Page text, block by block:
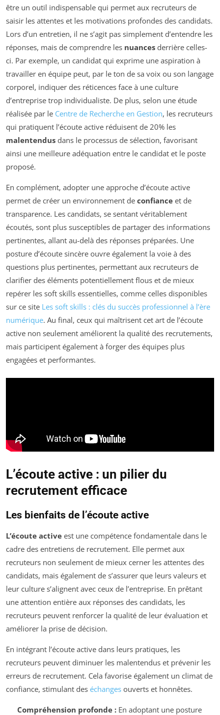
être un outil indispensable qui permet aux recruteurs de
saisir les attentes et les motivations profondes des candidats.
Lors d’un entretien, il ne s’agit pas simplement d’entendre les
réponses, mais de comprendre les nuances derrière celles-
ci. Par exemple, un candidat qui exprime une aspiration à
travailler en équipe peut, par le ton de sa voix ou son langage
corporel, indiquer des réticences face à une culture
d’entreprise trop individualiste. De plus, selon une étude
réalisée par le Centre de Recherche en Gestion, les recruteurs
qui pratiquent l’écoute active réduisent de 20% les
malentendus dans le processus de sélection, favorisant
ainsi une meilleure adéquation entre le candidat et le poste
proposé.
En complément, adopter une approche d’écoute active
permet de créer un environnement de confiance et de
transparence. Les candidats, se sentant véritablement
écoutés, sont plus susceptibles de partager des informations
pertinentes, allant au-delà des réponses préparées. Une
posture d’écoute sincère ouvre également la voie à des
questions plus pertinentes, permettant aux recruteurs de
clarifier des éléments potentiellement flous et de mieux
repérer les soft skills essentielles, comme celles disponibles
sur ce site Les soft skills : clés du succès professionnel à l’ère
numérique. Au final, ceux qui maîtrisent cet art de l’écoute
active non seulement améliorent la qualité des recrutements,
mais participent également à forger des équipes plus
engagées et performantes.
L’écoute active : un pilier du
recrutement efficace
Les bienfaits de l’écoute active
L’écoute active est une compétence fondamentale dans le
cadre des entretiens de recrutement. Elle permet aux
recruteurs non seulement de mieux cerner les attentes des
candidats, mais également de s’assurer que leurs valeurs et
leur culture s’alignent avec ceux de l’entreprise. En prêtant
une attention entière aux réponses des candidats, les
recruteurs peuvent renforcer la qualité de leur évaluation et
améliorer la prise de décision.
En intégrant l’écoute active dans leurs pratiques, les
recruteurs peuvent diminuer les malentendus et prévenir les
erreurs de recrutement. Cela favorise également un climat de
confiance, stimulant des échanges ouverts et honnêtes.
Compréhension profonde :En adoptant une posture